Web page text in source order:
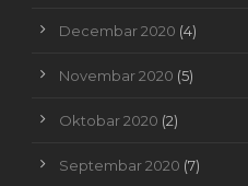
Decembar 2020 (4)
Novembar 2020 (5)
Oktobar 2020 (2)
Septembar 2020 (7)